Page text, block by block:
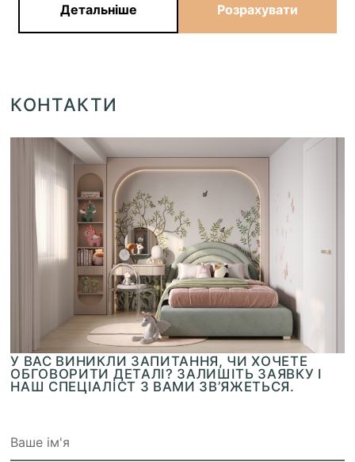
Детальніше Розрахувати
КОНТАКТИ
У ВАС ВИНИКЛИ ЗАПИТАННЯ, ЧИ ХОЧЕТЕ
ОБГОВОРИТИ ДЕТАЛІ? ЗАЛИШІТЬ ЗАЯВКУ І
НАШ СПЕЦІАЛІСТ З ВАМИ ЗВ’ЯЖЕТЬСЯ.